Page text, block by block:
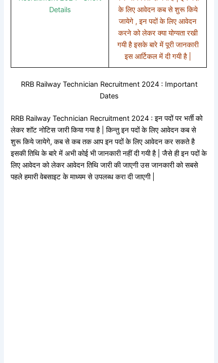
Details
के लिए आवेदन कब से शुरू किये
जायेगे , इन पदों के लिए आवेदन
करने को लेकर क्या योग्यता रखी
गयी है इसके बारे में पूरी जानकारी
इस आर्टिकल में दी गयी है |
RRB Railway Technician Recruitment 2024 : Important
Dates
RRB Railway Technician Recruitment 2024 : इन पदों पर भर्ती को
लेकर शॉट नोटिस जारी किया गया है | किन्तु इन पदों के लिए आवेदन कब से
शुरू किये जायेगे, कब से कब तक आप इन पदों के लिए आवेदन कर सकते है
इसकी तिथि के बारे में अभी कोई भी जानकारी नहीं दी गयी है | जैसे ही इन पदों के
लिए आवेदन को लेकर आवेदन तिथि जारी की जाएगी उस जानकारी को सबसे
पहले हमारी वेबसाइट के माध्यम से उपलब्ध करा दी जाएगी |